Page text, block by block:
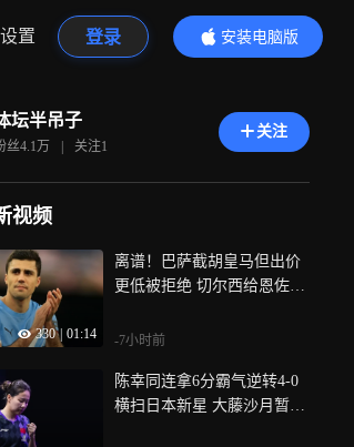
置 登录
安装电脑版
内容更精彩
坛半吊子
丝4.1万 | 关注1
关注
视频
330 01:14
离谱！巴萨截胡皇马但出价
更低被拒绝 切尔西给恩佐开
-7小时前
陈幸同连拿6分霸气逆转4-0
横扫日本新星 大藤沙月暂停